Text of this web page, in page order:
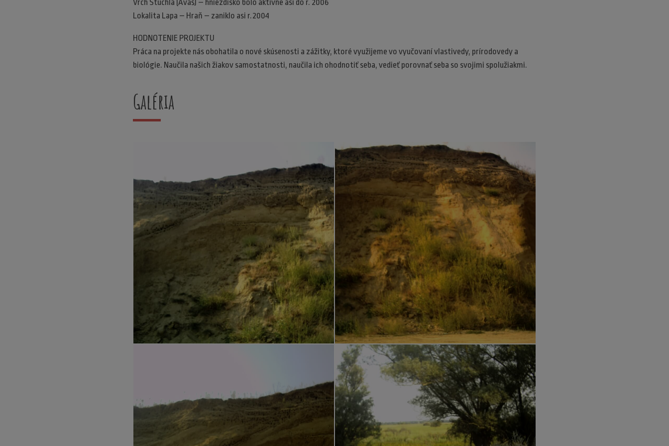
Vrch Stuchla (Avaš) – hniezdisko bolo aktívne asi do r. 2006
Lokalita Lapa – Hraň – zaniklo asi r.2004
HODNOTENIE PROJEKTU
Práca na projekte nás obohatila o nové skúsenosti a zážitky, ktoré využijeme vo vyučovaní vlastivedy, prírodovedy a
biológie. Naučila našich žiakov samostatnosti, naučila ich ohodnotiť seba, vedieť porovnať seba so svojimi spolužiakmi.
Galéria